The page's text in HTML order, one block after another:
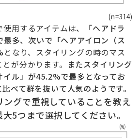
(n=314)
用するアイテムは、「ヘアドラ
多、次いで「ヘアアイロン（ス
となり、スタイリングの時のマス
が分かります。 またスタイリング
ル」が45.2%で最多となってお
べて群を抜いて人気のようです。
ングで重視していることを教え
5つまで選択してください。